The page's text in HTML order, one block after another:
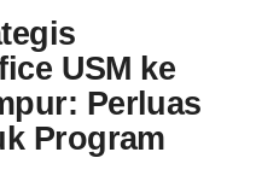
USM ke
Perluas
Program